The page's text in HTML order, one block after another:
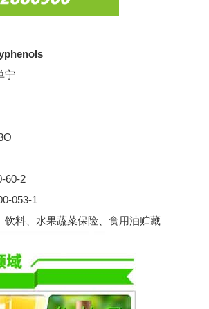
宁
60-2
053-1
饮料、水果蔬菜保险、食用油贮藏